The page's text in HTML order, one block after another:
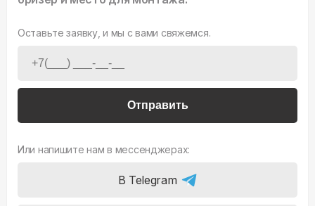
Оставьте заявку, и мы с вами свяжемся.
Отправить
Или напишите нам в мессенджерах:
В Telegram